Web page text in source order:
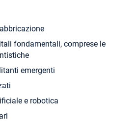
fondamentali, comprese le
emergenti
e robotica